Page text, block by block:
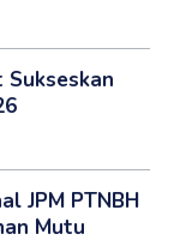
JPM PTNBH
Mutu